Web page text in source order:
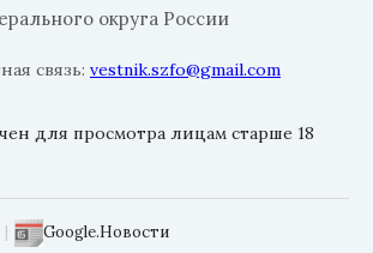
округа России
связь: vestnik.szfo@gmail.com
для просмотра лицам старше 18
| Google.Новости